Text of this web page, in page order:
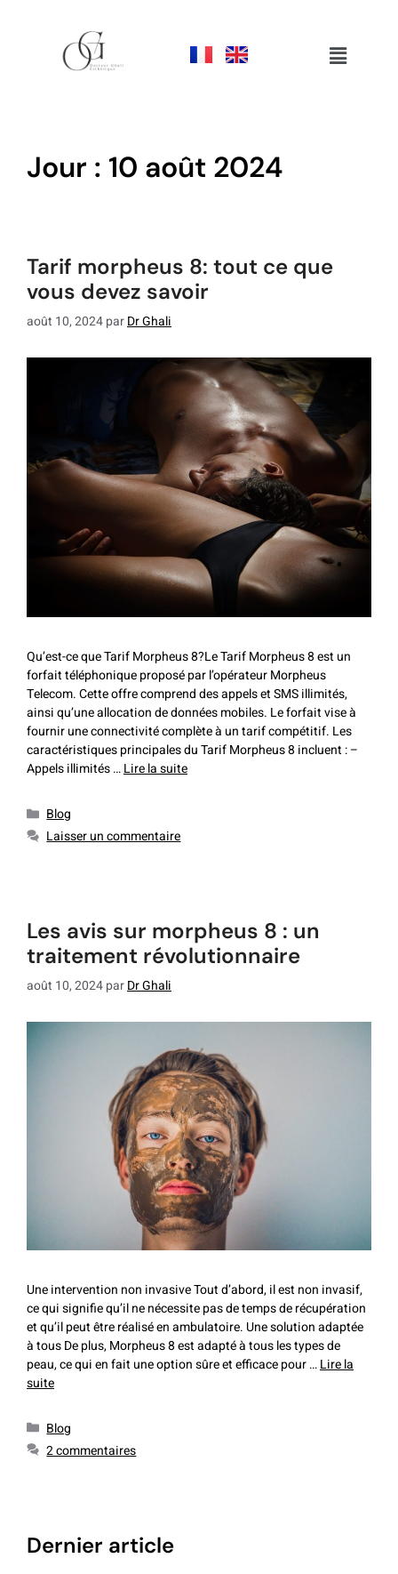
jour : 10 août 2024
tarif morpheus 8: tout ce que
vous devez savoir
août 10, 2024parDr Ghali
Qu’est-ce que Tarif Morpheus 8?Le Tarif Morpheus 8 est un
forfait téléphonique proposé par l’opérateur Morpheus
Telecom. Cette offre comprend des appels et SMS illimités,
ainsi qu’une allocation de données mobiles. Le forfait vise à
fournir une connectivité complète à un tarif compétitif. Les
caractéristiques principales du Tarif Morpheus 8 incluent : –
Appels illimités …Lire la suite
Blog
Laisser un commentaire
les avis sur morpheus 8 : un
traitement révolutionnaire
août 10, 2024parDr Ghali
Une intervention non invasive Tout d’abord, il est non invasif,
ce qui signifie qu’il ne nécessite pas de temps de récupération
et qu’il peut être réalisé en ambulatoire. Une solution adaptée
à tous De plus, Morpheus 8 est adapté à tous les types de
peau, ce qui en fait une option sûre et efficace pour …Lire la
suite
Blog
2 commentaires
dernier article